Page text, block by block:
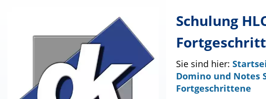
Schulung
Sie sind hier:
Domino und Notes
Fortgeschrittene